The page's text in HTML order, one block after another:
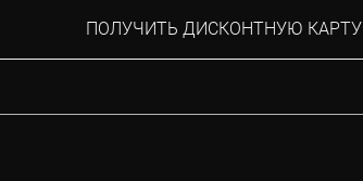
ПОЛУЧИТЬ ДИСКОНТНУЮ КАРТУ